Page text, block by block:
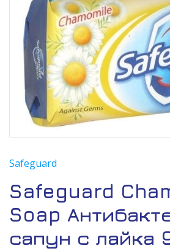
Safeguard
Safeguard
Soap
сапун с лайка